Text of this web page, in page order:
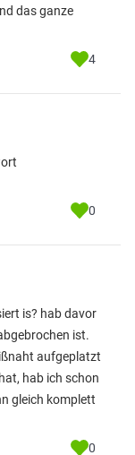
das ganze
4
0
is? hab davor
ist.
aufgeplatzt
hab ich schon
gleich komplett
0